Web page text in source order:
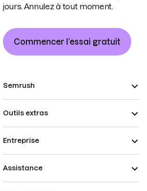
jours. Annulez à tout moment.
Commencer l’essai gratuit
Semrush
Outils extras
Entreprise
Assistance